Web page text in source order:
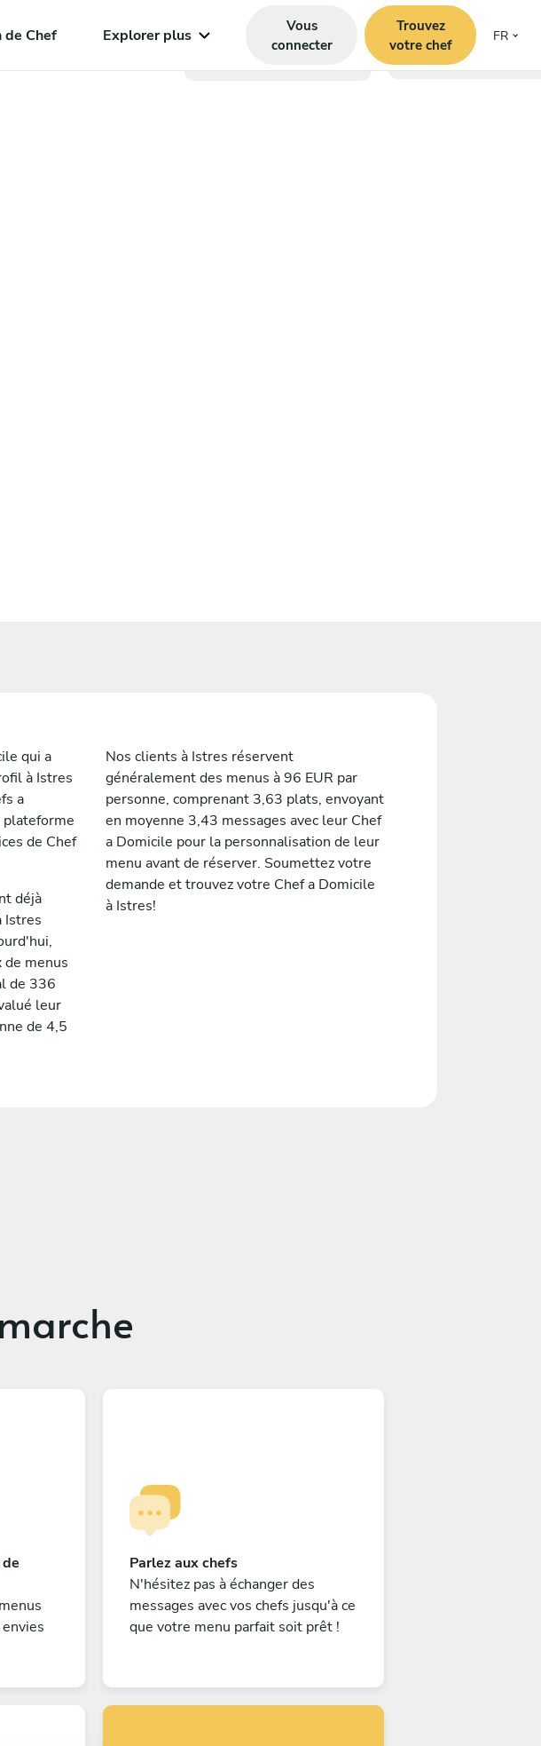
de Chef Explorer plus
Vous
connecter
Trouvez
votre chef
FR
qui a
à Istres
a
de Chef
déjà
Istres
de menus
de 336
leur
de 4,5
Nos clients à Istres réservent
généralement des menus à 96 EUR par
personne, comprenant 3,63 plats, envoyant
en moyenne 3,43 messages avec leur Chef
a Domicile pour la personnalisation de leur
menu avant de réserver. Soumettez votre
demande et trouvez votre Chef a Domicile
à Istres!
Parlez aux chefs
N'hésitez pas à échanger des
messages avec vos chefs jusqu'à ce
que votre menu parfait soit prêt !